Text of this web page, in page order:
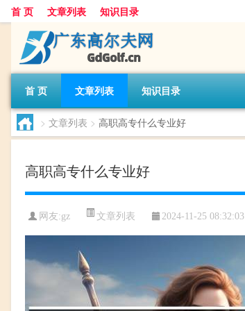
首 页 文章列表 知识目录
首 页 文章列表 知识目录
> 文章列表 > 高职高专什么专业好
高职高专什么专业好
网友:gz 文章列表 2024-11-25 08:32:03